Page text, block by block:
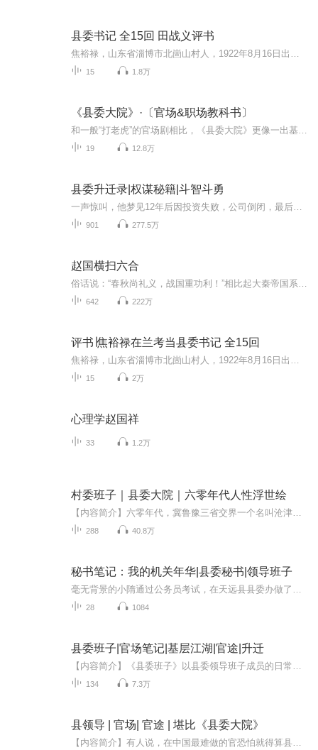
县委书记 全15回 田战义评书
15 1.8万
《县委大院》·〔官场&职场教科书〕
19 12.8万
县委升迁录|权谋秘籍|斗智斗勇
901 277.5万
赵国横扫六合
642 222万
评书∣焦裕禄在兰考当县委书记 全15回
15 2万
心理学赵国祥
33 1.2万
村委班子｜县委大院｜六零年代人性浮世绘
288 40.8万
秘书笔记：我的机关年华|县委秘书|领导班子
28 1084
县委班子|官场笔记|基层江湖|官途|升迁
134 7.3万
县领导 | 官场| 官途 | 堪比《县委大院》